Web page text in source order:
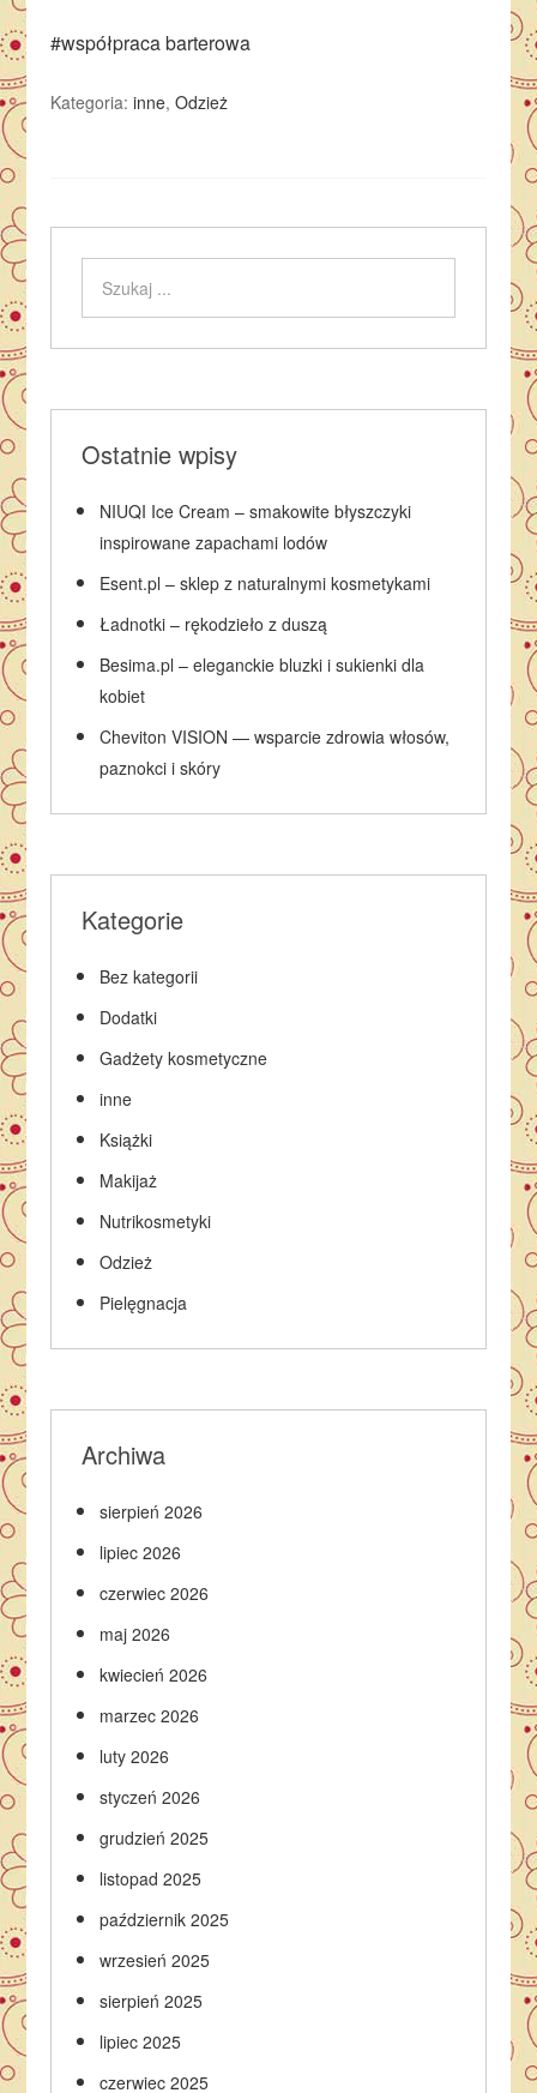
#współpraca barterowa
Kategoria:inne,Odzież
Ostatnie wpisy
NIUQI Ice Cream – smakowite błyszczyki
inspirowane zapachami lodów
Esent.pl – sklep z naturalnymi kosmetykami
Ładnotki – rękodzieło z duszą
Besima.pl – eleganckie bluzki i sukienki dla
kobiet
Cheviton VISION — wsparcie zdrowia włosów,
paznokci i skóry
Kategorie
Bez kategorii
Dodatki
Gadżety kosmetyczne
inne
Książki
Makijaż
Nutrikosmetyki
Odzież
Pielęgnacja
Archiwa
sierpień 2026
lipiec 2026
czerwiec 2026
maj 2026
kwiecień 2026
marzec 2026
luty 2026
styczeń 2026
grudzień 2025
listopad 2025
październik 2025
wrzesień 2025
sierpień 2025
lipiec 2025
czerwiec 2025